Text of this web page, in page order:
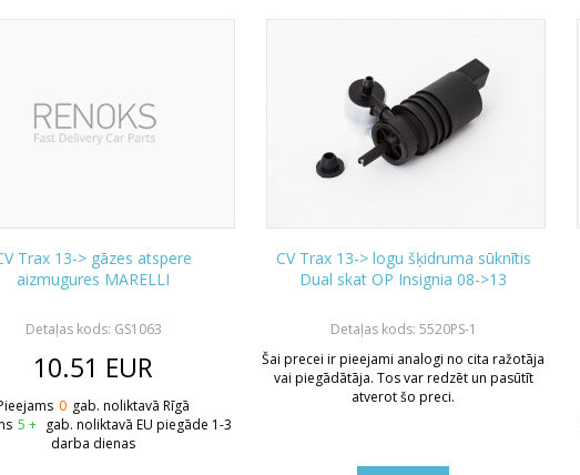
Trax 13-> gāzes atspere
aizmugures MARELLI
Detaļas kods: GS1063
10.51 EUR
0 gab. noliktavā Rīgā
5 + gab. noliktavā EU piegāde 1-3
darba dienas
CV Trax 13-> logu šķidruma sūknītis
Dual skat OP Insignia 08->13
Detaļas kods: 5520PS-1
Šai precei ir pieejami analogi no cita ražotāja
vai piegādātāja. Tos var redzēt un pasūtīt
atverot šo preci.